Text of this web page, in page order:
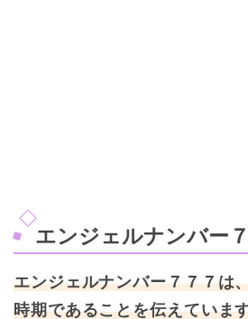
エンジェルナンバー
エンジェルナンバー７７７は
時期であることを伝えていま